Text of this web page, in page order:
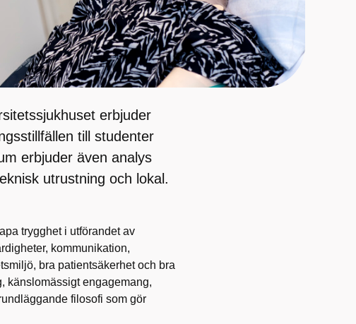
erbjuder
till studenter
erbjuder även analys
utrustning och lokal.
trygghet i utförandet av
kommunikation,
bra patientsäkerhet och bra
känslomässigt engagemang,
filosofi som gör